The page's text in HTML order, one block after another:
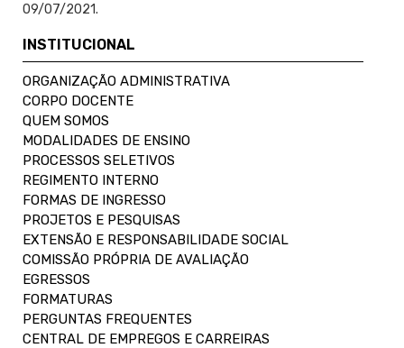
09/07/2021.
INSTITUCIONAL
ORGANIZAÇÃO ADMINISTRATIVA
CORPO DOCENTE
QUEM SOMOS
MODALIDADES DE ENSINO
PROCESSOS SELETIVOS
REGIMENTO INTERNO
FORMAS DE INGRESSO
PROJETOS E PESQUISAS
EXTENSÃO E RESPONSABILIDADE SOCIAL
COMISSÃO PRÓPRIA DE AVALIAÇÃO
EGRESSOS
FORMATURAS
PERGUNTAS FREQUENTES
CENTRAL DE EMPREGOS E CARREIRAS